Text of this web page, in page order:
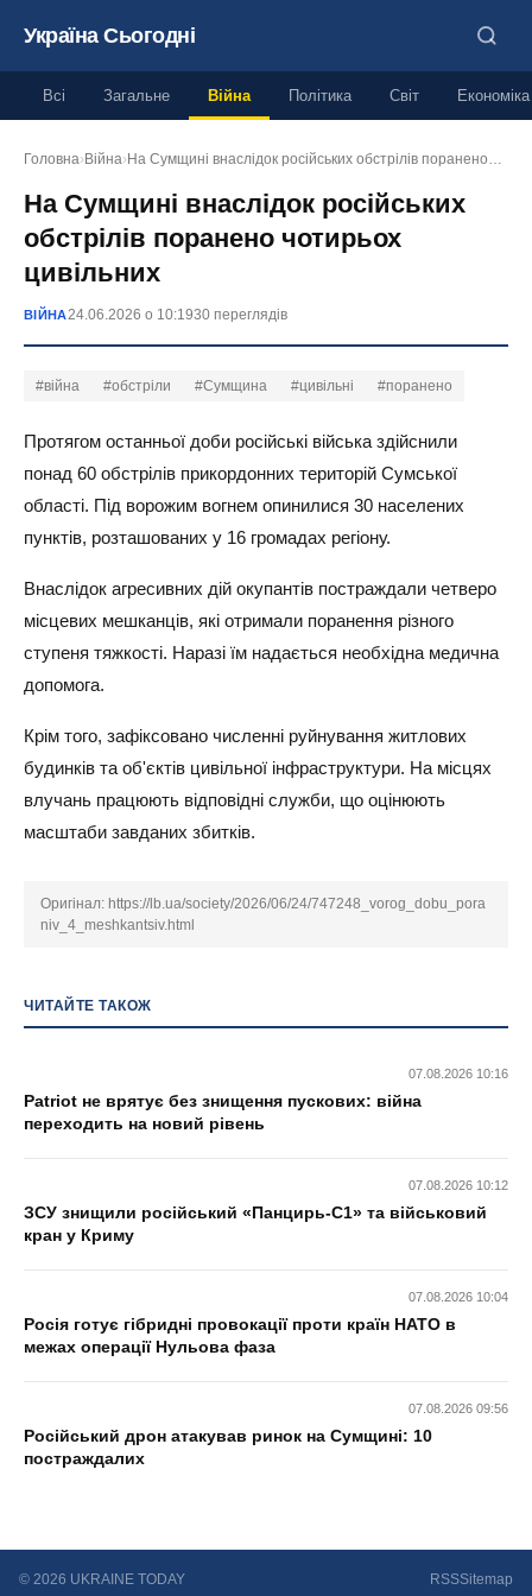
Україна Сьогодні
Всі Загальне Війна Політика Світ Економіка
Головна› Війна› На Сумщині внаслідок російських обстрілів поранено…
На Сумщині внаслідок російських
обстрілів поранено чотирьох
цивільних
ВІЙНА24.06.2026 о 10:1930 переглядів
#війна #обстріли #Сумщина #цивільні #поранено
Протягом останньої доби російські війська здійснили
понад 60 обстрілів прикордонних територій Сумської
області. Під ворожим вогнем опинилися 30 населених
пунктів, розташованих у 16 громадах регіону.
Внаслідок агресивних дій окупантів постраждали четверо
місцевих мешканців, які отримали поранення різного
ступеня тяжкості. Наразі їм надається необхідна медична
допомога.
Крім того, зафіксовано численні руйнування житлових
будинків та об'єктів цивільної інфраструктури. На місцях
влучань працюють відповідні служби, що оцінюють
масштаби завданих збитків.
Оригінал: https://lb.ua/society/2026/06/24/747248_vorog_dobu_pora
niv_4_meshkantsiv.html
ЧИТАЙТЕ ТАКОЖ
07.08.2026 10:16
Patriot не врятує без знищення пускових: війна
переходить на новий рівень
07.08.2026 10:12
ЗСУ знищили російський «Панцирь-С1» та військовий
кран у Криму
07.08.2026 10:04
Росія готує гібридні провокації проти країн НАТО в
межах операції Нульова фаза
07.08.2026 09:56
Російський дрон атакував ринок на Сумщині: 10
постраждалих
© 2026 UKRAINE TODAY RSSSitemap